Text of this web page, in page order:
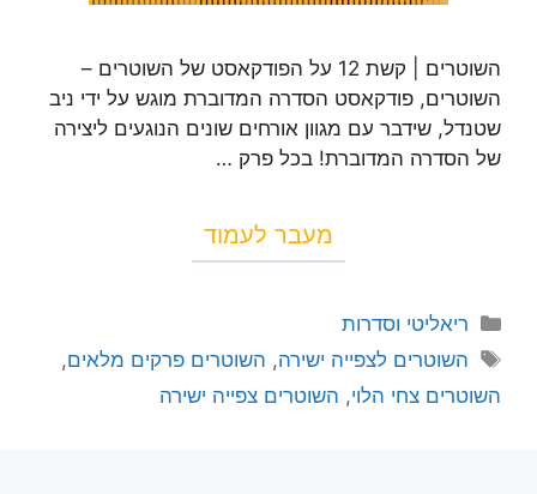
השוטרים | קשת 12 על הפודקאסט של השוטרים –
השוטרים, פודקאסט הסדרה המדוברת מוגש על ידי ניב
שטנדל, שידבר עם מגוון אורחים שונים הנוגעים ליצירה
של הסדרה המדוברת! בכל פרק …
מעבר לעמוד
ריאליטי וסדרות
השוטרים לצפייה ישירה, השוטרים פרקים מלאים,
השוטרים צחי הלוי, השוטרים צפייה ישירה